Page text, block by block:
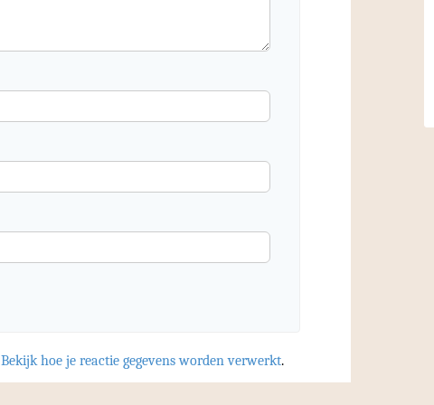
Bekijk hoe je reactie gegevens worden verwerkt.